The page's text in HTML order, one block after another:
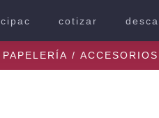
cipac cotizar
PAPELERÍA /